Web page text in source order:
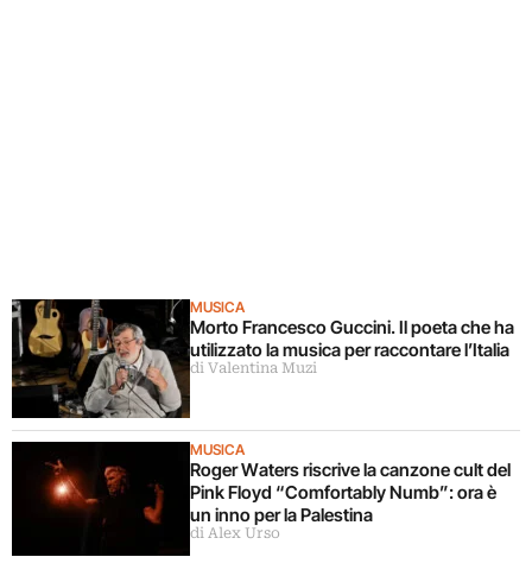
MUSICA
Morto Francesco Guccini. Il poeta che ha
utilizzato la musica per raccontare l’Italia
di Valentina Muzi
MUSICA
Roger Waters riscrive la canzone cult del
Pink Floyd “Comfortably Numb”: ora è
un inno per la Palestina
di Alex Urso